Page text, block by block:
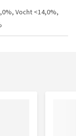
Vocht <14,0%,